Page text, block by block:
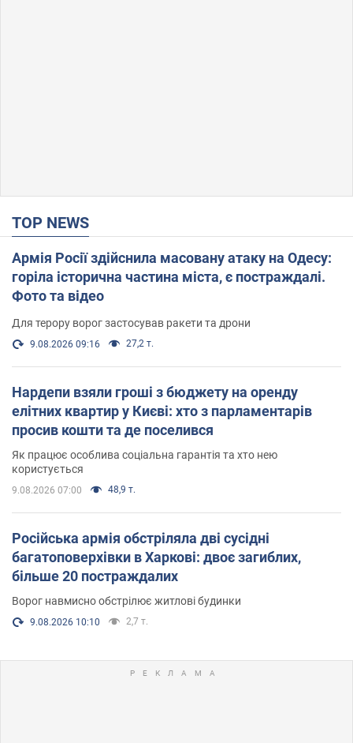
TOP NEWS
Армія Росії здійснила масовану атаку на Одесу:
горіла історична частина міста, є постраждалі.
Фото та відео
Для терору ворог застосував ракети та дрони
9.08.2026 09:16 27,2 т.
Нардепи взяли гроші з бюджету на оренду
елітних квартир у Києві: хто з парламентарів
просив кошти та де поселився
Як працює особлива соціальна гарантія та хто нею
користується
9.08.2026 07:00 48,9 т.
Російська армія обстріляла дві сусідні
багатоповерхівки в Харкові: двоє загиблих,
більше 20 постраждалих
Ворог навмисно обстрілює житлові будинки
9.08.2026 10:10 2,7 т.